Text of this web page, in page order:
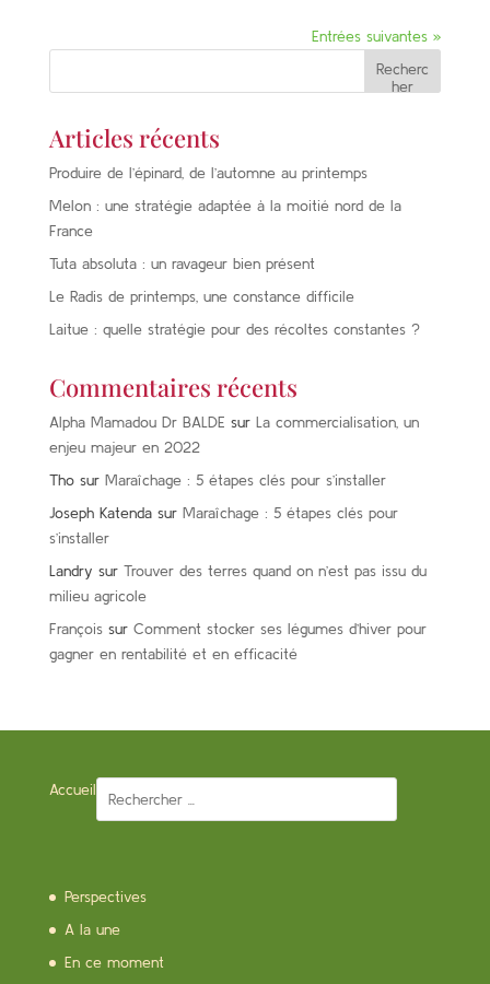
Entrées suivantes »
Recherc
her
Articles récents
Produire de l’épinard, de l’automne au printemps
Melon : une stratégie adaptée à la moitié nord de la
France
Tuta absoluta : un ravageur bien présent
Le Radis de printemps, une constance difficile
Laitue : quelle stratégie pour des récoltes constantes ?
Commentaires récents
Alpha Mamadou Dr BALDE sur La commercialisation, un
enjeu majeur en 2022
Thosur Maraîchage : 5 étapes clés pour s’installer
Joseph Katendasur Maraîchage : 5 étapes clés pour
s’installer
Landry sur Trouver des terres quand on n’est pas issu du
milieu agricole
Françoissur Comment stocker ses légumes d’hiver pour
gagner en rentabilité et en efficacité
Accueil
Perspectives
A la une
En ce moment